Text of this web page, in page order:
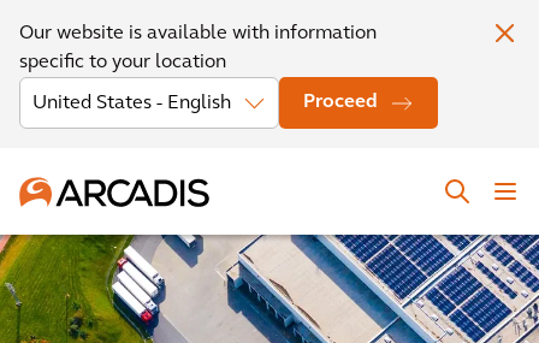
Our website is available with information
specific to your location
Proceed